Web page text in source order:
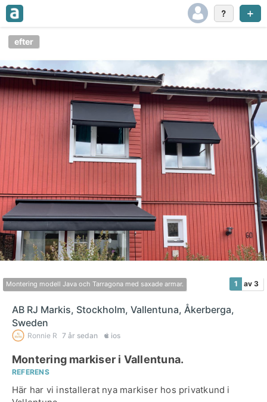
efter
Montering modell Java och Tarragona med saxade armar. 1 av 3
AB RJ Markis, Stockholm, Vallentuna, Åkerberga,
Sweden
Ronnie R 7 år sedan ios
Montering markiser i Vallentuna.
REFERENS
Här har vi installerat nya markiser hos privatkund i